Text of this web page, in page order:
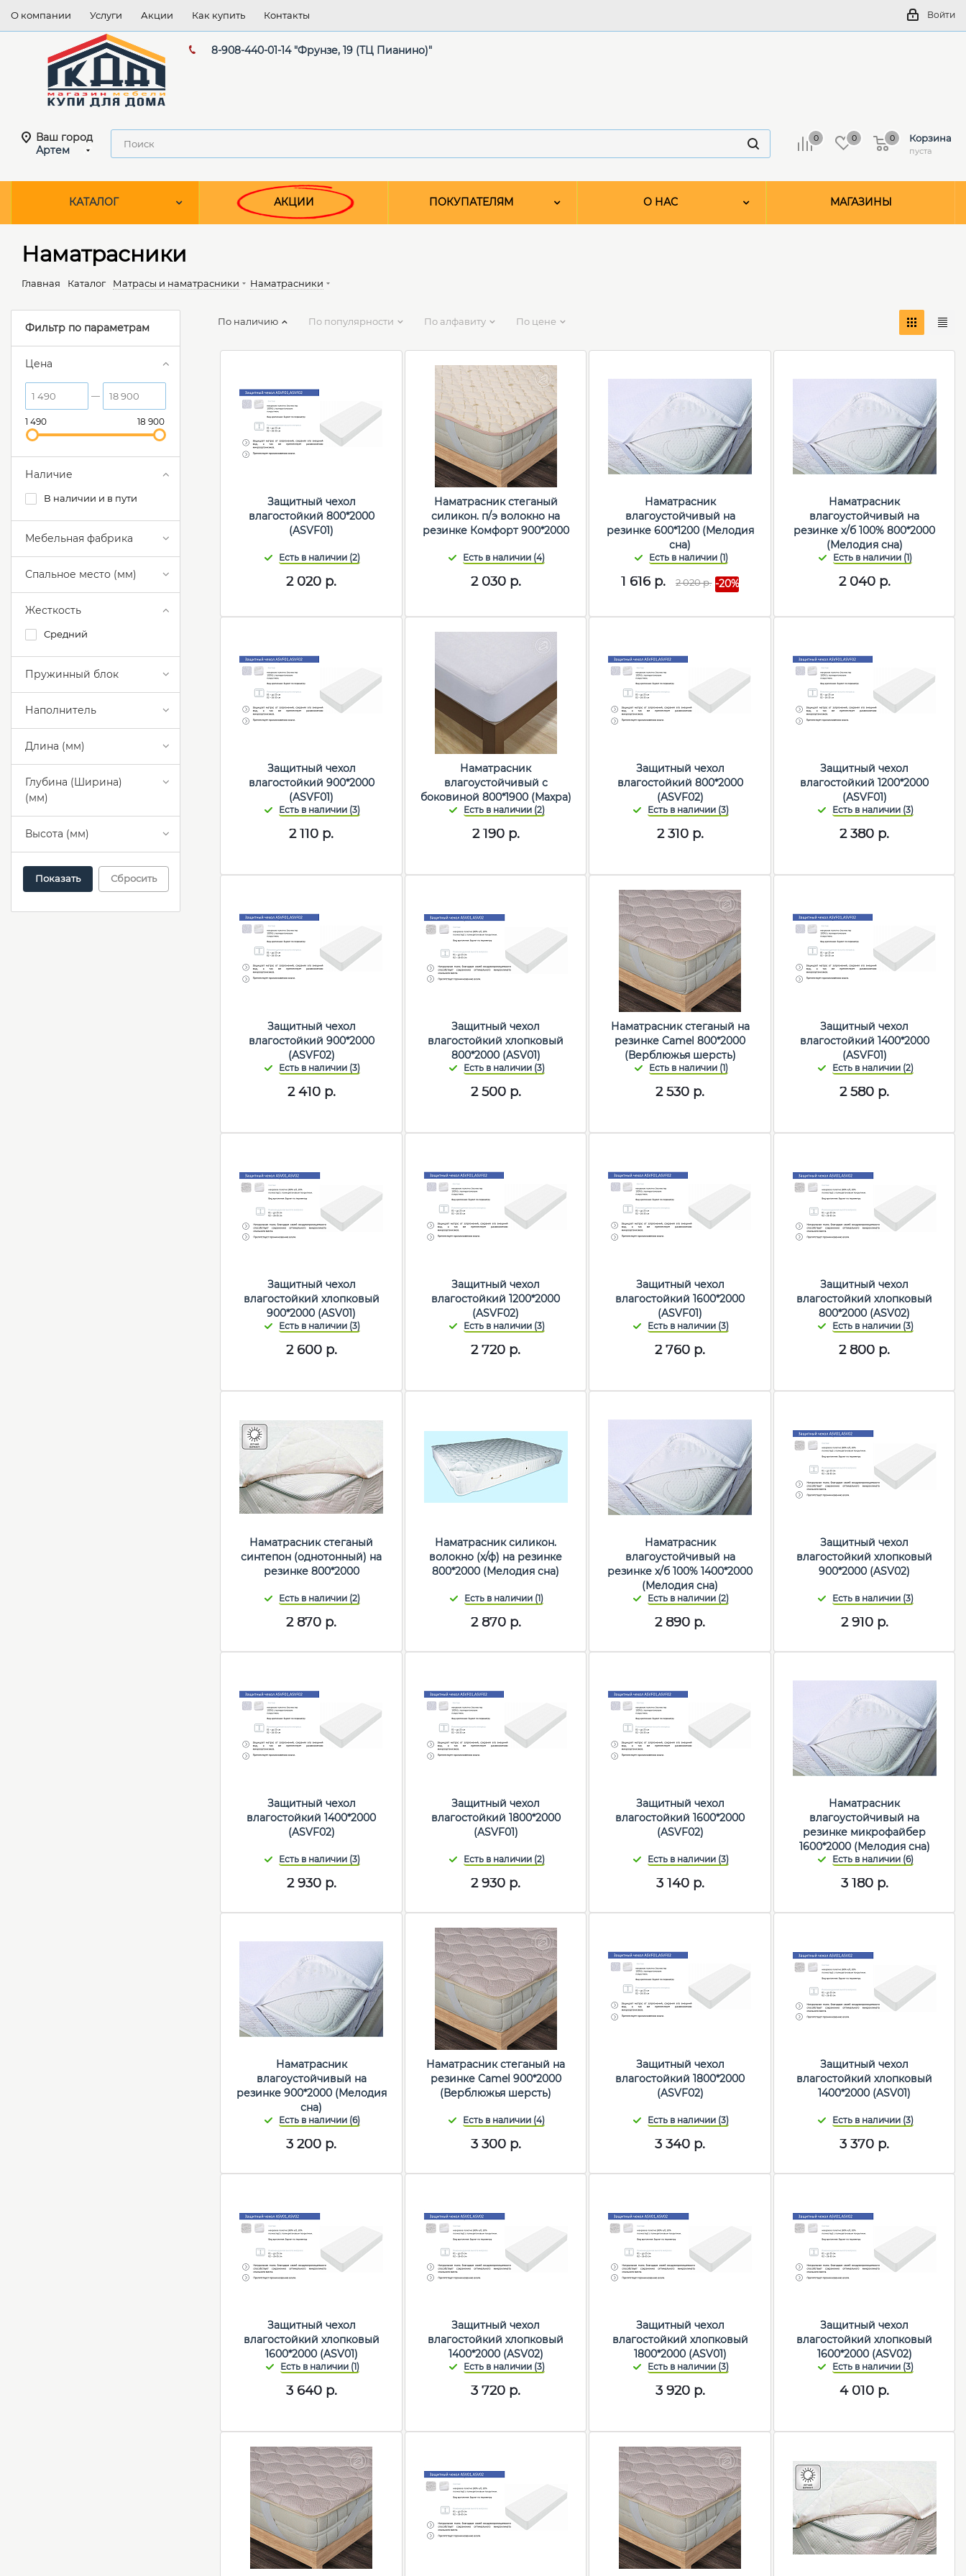
О компании Услуги Акции Как купить Контакты Войти
8-908-440-01-14 "Фрунзе, 19 (ТЦ Пианино)"
Ваш город
Артем
0 0 Корзина
пуста
0
КАТАЛОГ АКЦИИ ПОКУПАТЕЛЯМ О НАС МАГАЗИНЫ
Наматрасники
Главная Каталог Матрасы и наматрасники Наматрасники
По наличию По популярности По алфавиту По цене
Защитный чехол
влагостойкий 800*2000
(ASVF01)
2 020 р.
Наматрасник стеганый
силикон. п/э волокно на
резинке Комфорт 900*2000
2 030р.
Наматрасник
влагоустойчивый на
резинке 600*1200 (Мелодия
сна)
1 616р. 2 020р. -20%
Наматрасник
влагоустойчивый на
резинке х/б 100% 800*2000
(Мелодия сна)
2 040р.
Защитный чехол
влагостойкий 900*2000
(ASVF01)
2 110 р.
Наматрасник
влагоустойчивый с
боковиной 800*1900 (Махра)
2 190р.
Защитный чехол
влагостойкий 800*2000
(ASVF02)
2 310р.
Защитный чехол
влагостойкий 1200*2000
(ASVF01)
2 380 р.
Защитный чехол
влагостойкий 900*2000
(ASVF02)
2 410р.
Защитный чехол
влагостойкий хлопковый
800*2000 (ASV01)
2 500р.
Наматрасник стеганый на
резинке Camel 800*2000
(Верблюжья шерсть)
2 530 р.
Защитный чехол
влагостойкий 1400*2000
(ASVF01)
2 580 р.
Защитный чехол
влагостойкий хлопковый
900*2000 (ASV01)
2 600р.
Защитный чехол
влагостойкий 1200*2000
(ASVF02)
2 720 р.
Защитный чехол
влагостойкий 1600*2000
(ASVF01)
2 760 р.
Защитный чехол
влагостойкий хлопковый
800*2000 (ASV02)
2 800 р.
Наматрасник стеганый
синтепон (однотонный) на
резинке 800*2000
2 870 р.
Наматрасник силикон.
волокно (х/ф) на резинке
800*2000 (Мелодия сна)
2 870р.
Наматрасник
влагоустойчивый на
резинке х/б 100% 1400*2000
(Мелодия сна)
2 890 р.
Защитный чехол
влагостойкий хлопковый
900*2000 (ASV02)
2 910р.
Защитный чехол
влагостойкий 1400*2000
(ASVF02)
2 930р.
Защитный чехол
влагостойкий 1800*2000
(ASVF01)
2 930 р.
Защитный чехол
влагостойкий 1600*2000
(ASVF02)
3 140р.
Наматрасник
влагоустойчивый на
резинке микрофайбер
1600*2000 (Мелодия сна)
3 180р.
Наматрасник
влагоустойчивый на
резинке 900*2000 (Мелодия
сна)
3 200 р.
Наматрасник стеганый на
резинке Camel 900*2000
(Верблюжья шерсть)
3 300р.
Защитный чехол
влагостойкий 1800*2000
(ASVF02)
3 340 р.
Защитный чехол
влагостойкий хлопковый
1400*2000 (ASV01)
3 370 р.
Защитный чехол
влагостойкий хлопковый
1600*2000 (ASV01)
3 640р.
Защитный чехол
влагостойкий хлопковый
1400*2000 (ASV02)
3 720 р.
Защитный чехол
влагостойкий хлопковый
1800*2000 (ASV01)
3 920р.
Защитный чехол
влагостойкий хлопковый
1600*2000 (ASV02)
4 010 р.
Фильтр по параметрам
Цена
1 490 18 900
Наличие
В наличии и в пути
Мебельная фабрика
Спальное место (мм)
Жесткость
Средний
Пружинный блок
Наполнитель
Длина (мм)
Глубина (Ширина)
(мм)
Высота (мм)
Сбросить